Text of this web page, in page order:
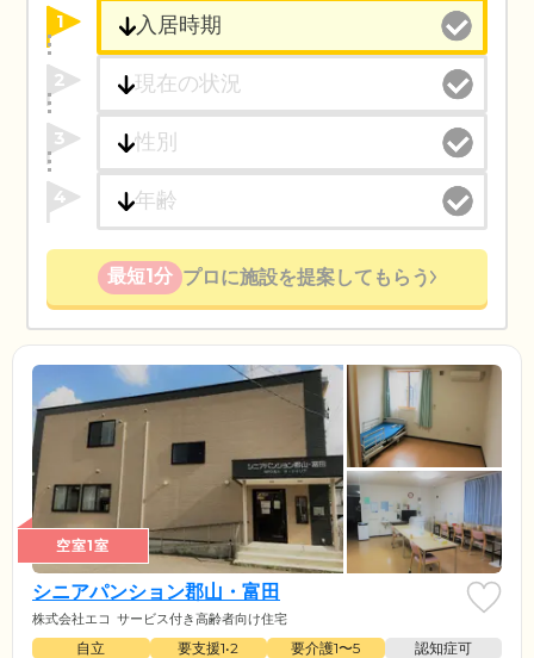
1
2
3
4
最短1分 プロに施設を提案してもらう
空室1室
シニアパンション郡山・富田
株式会社エコ サービス付き高齢者向け住宅
自立 要支援1•2 要介護1〜5
認知症可